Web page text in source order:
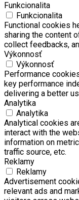
Funkcionalita
Funkcionalita
Functional cookies
sharing the content
collect feedbacks,
Výkonnosť
Výkonnosť
Performance
key performance
delivering a better
Analytika
Analytika
Analytical cookies
interact with the
information on
traffic source, etc.
Reklamy
Reklamy
Advertisement
relevant ads and